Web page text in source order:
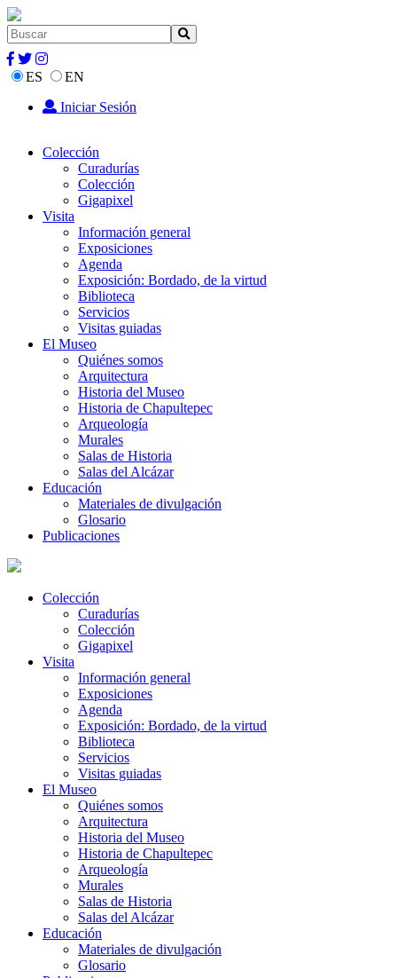
ES
EN
Iniciar Sesión
Colección
Curadurías
Colección
Gigapixel
Visita
Información general
Exposiciones
Agenda
Exposición: Bordado, de la virtud
Biblioteca
Servicios
Visitas guiadas
El Museo
Quiénes somos
Arquitectura
Historia del Museo
Historia de Chapultepec
Arqueología
Murales
Salas de Historia
Salas del Alcázar
Educación
Materiales de divulgación
Glosario
Publicaciones
Colección
Curadurías
Colección
Gigapixel
Visita
Información general
Exposiciones
Agenda
Exposición: Bordado, de la virtud
Biblioteca
Servicios
Visitas guiadas
El Museo
Quiénes somos
Arquitectura
Historia del Museo
Historia de Chapultepec
Arqueología
Murales
Salas de Historia
Salas del Alcázar
Educación
Materiales de divulgación
Glosario